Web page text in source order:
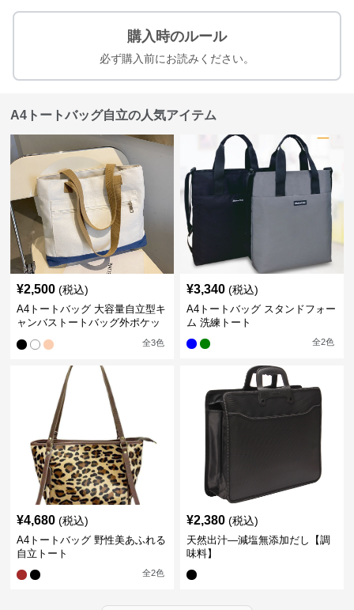
購入時のルール
必ず購入前にお読みください。
A4トートバッグ自立の人気アイテム
¥2,500 (税込)
A4トートバッグ 大容量自立型キ
ャンバストートバッグ外ポケッ
全3色
¥3,340 (税込)
A4トートバッグ スタンドフォー
ム 洗練トート
全2色
¥4,680 (税込)
A4トートバッグ 野性美あふれる
自立トート
全2色
¥2,380 (税込)
天然出汁―減塩無添加だし【調
味料】